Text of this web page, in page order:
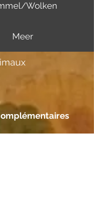
Wolken
Meer